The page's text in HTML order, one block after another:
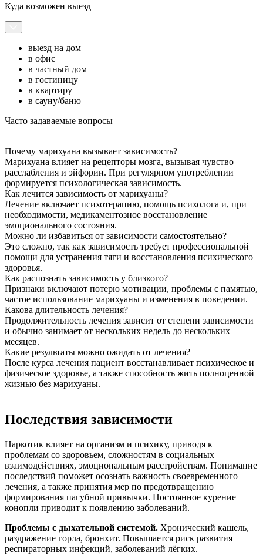
Куда возможен выезд
выезд на дом
в офис
в частный дом
в гостиницу
в квартиру
в сауну/баню
Часто задаваемые вопросы
Почему марихуана вызывает зависимость?
Марихуана влияет на рецепторы мозга, вызывая чувство
расслабления и эйфории. При регулярном употреблении
формируется психологическая зависимость.
Как лечится зависимость от марихуаны?
Лечение включает психотерапию, помощь психолога и, при
необходимости, медикаментозное восстановление
эмоционального состояния.
Можно ли избавиться от зависимости самостоятельно?
Это сложно, так как зависимость требует профессиональной
помощи для устранения тяги и восстановления психического
здоровья.
Как распознать зависимость у близкого?
Признаки включают потерю мотивации, проблемы с памятью,
частое использование марихуаны и изменения в поведении.
Какова длительность лечения?
Продолжительность лечения зависит от степени зависимости
и обычно занимает от нескольких недель до нескольких
месяцев.
Какие результаты можно ожидать от лечения?
После курса лечения пациент восстанавливает психическое и
физическое здоровье, а также способность жить полноценной
жизнью без марихуаны.
Последствия зависимости
Наркотик влияет на организм и психику, приводя к
проблемам со здоровьем, сложностям в социальных
взаимодействиях, эмоциональным расстройствам. Понимание
последствий поможет осознать важность своевременного
лечения, а также принятия мер по предотвращению
формирования пагубной привычки. Постоянное курение
конопли приводит к появлению заболеваний.
Проблемы с дыхательной системой. Хронический кашель,
раздражение горла, бронхит. Повышается риск развития
респираторных инфекций, заболеваний лёгких.